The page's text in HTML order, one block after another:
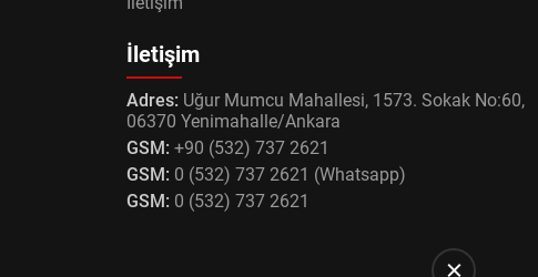
İletişim
Adres: Uğur Mumcu Mahallesi, 1573. Sokak No:60,
06370 Yenimahalle/Ankara
GSM: +90 (532) 737 2621
GSM: 0 (532) 737 2621 (Whatsapp)
GSM: 0 (532) 737 2621